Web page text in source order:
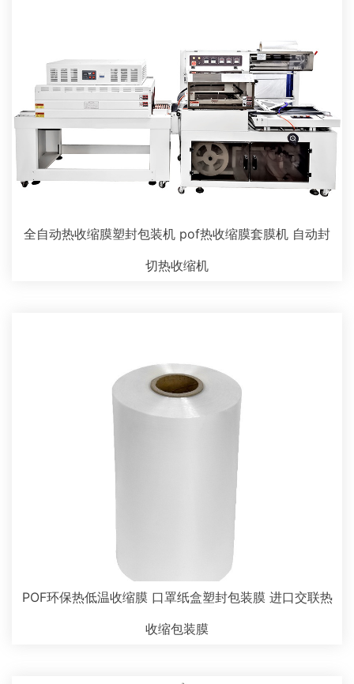
全自动热收缩膜塑封包装机 pof热收缩膜套膜机 自动封
切热收缩机
POF环保热低温收缩膜 口罩纸盒塑封包装膜 进口交联热
收缩包装膜